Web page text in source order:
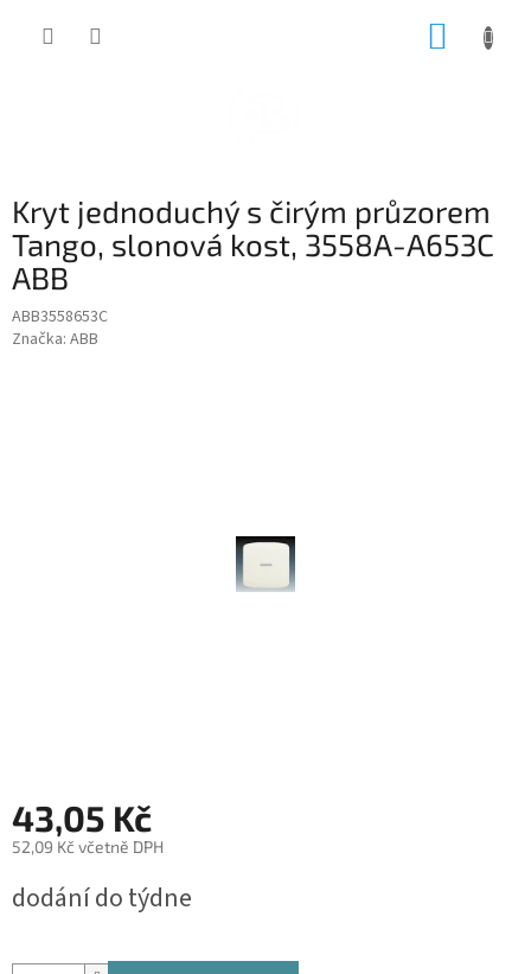
Kryt jednoduchý s čirým průzorem
Tango, slonová kost, 3558A-A653C
ABB
ABB3558653C
Značka: ABB
43,05 Kč
52,09 Kč včetně DPH
cena:
dodání do týdne